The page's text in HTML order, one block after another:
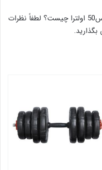
نظرشما درباره گوشی جدید موتو ایکس50 اولترا چیست؟ لطفاً نظرات
بگذارید.